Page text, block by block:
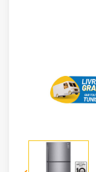
Bureautique
Sécurité